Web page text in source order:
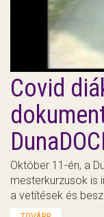
Covid
Október 11-én, a
mesterkurzusok is
a vetítések és